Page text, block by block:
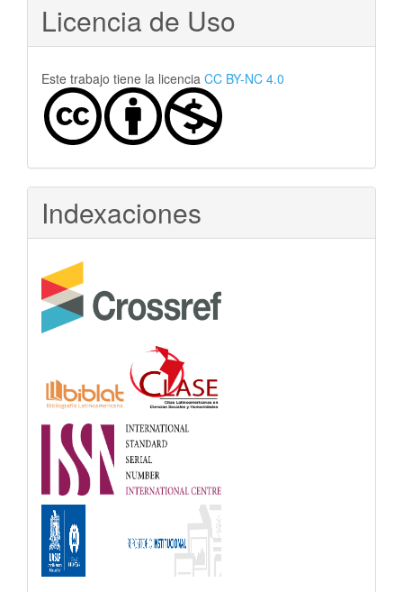
Licencia de Uso
Este trabajo tiene la licencia CC BY-NC 4.0
Indexaciones